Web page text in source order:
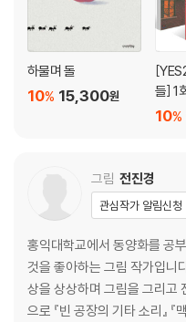
하물며 돌
15,300원
10%
들] 1
아 세
10%
그림 전진경
관심작가 알림신청
홍익대학교에서 동양화를 공
것을 좋아하는 그림 작가입니
상을 상상하며 그림을 그리고
으로 『빈 공장의 기타 소리』